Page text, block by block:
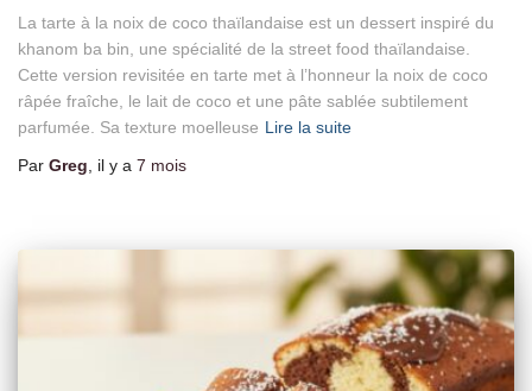
La tarte à la noix de coco thaïlandaise est un dessert inspiré du
khanom ba bin, une spécialité de la street food thaïlandaise.
Cette version revisitée en tarte met à l’honneur la noix de coco
râpée fraîche, le lait de coco et une pâte sablée subtilement
parfumée. Sa texture moelleuse Lire la suite
Par Greg , il y a 7 mois